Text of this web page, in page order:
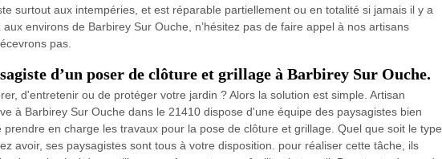
surtout aux intempéries, et est réparable partiellement ou en totalité si jamais il y a
environs de Barbirey Sur Ouche, n’hésitez pas de faire appel à nos artisans
pas.
d’un poser de clôture et grillage à Barbirey Sur Ouche.
d'entretenir ou de protéger votre jardin ? Alors la solution est simple. Artisan
à Barbirey Sur Ouche dans le 21410 dispose d'une équipe des paysagistes bien
en charge les travaux pour la pose de clôture et grillage. Quel que soit le type
avoir, ses paysagistes sont tous à votre disposition. pour réaliser cette tâche, ils